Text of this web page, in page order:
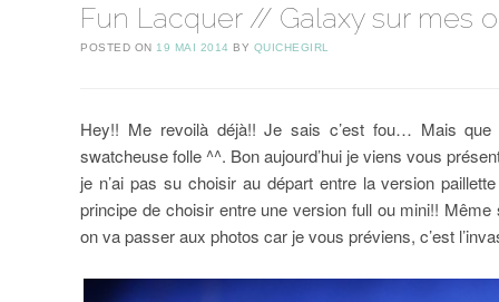
Fun Lacquer // Galaxy sur mes
POSTED ON 19 MAI 2014 BY QUICHEGIRL
Hey!! Me revoilà déjà!! Je sais c’est fou… Mais que
swatcheuse folle ^^. Bon aujourd’hui je viens vous
je n’ai pas su choisir au départ entre la version
principe de choisir entre une version full ou mini!!
on va passer aux photos car je vous préviens, c’est